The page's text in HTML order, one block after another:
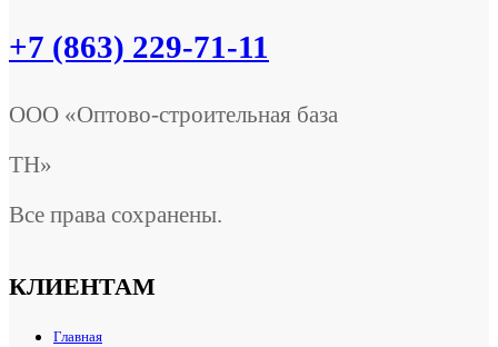
+7 (863) 229-71-11
ООО «Оптово-строительная база
ТН»
Все права сохранены.
КЛИЕНТАМ
Главная